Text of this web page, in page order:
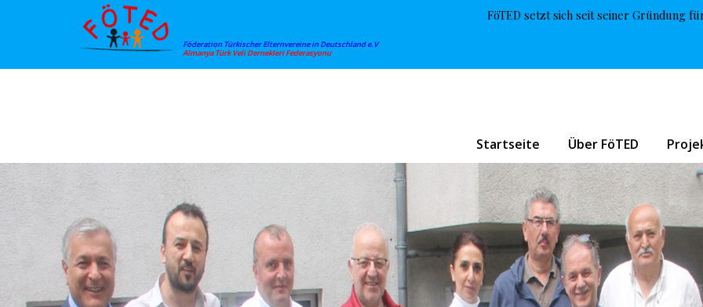
Föderation Türkischer Elternvereine in Deutschland e.V
Almanya Türk Veli Dernekleri Federasyonu
FöTED setzt sich seit seiner Gründung
Startseite Über FöTED